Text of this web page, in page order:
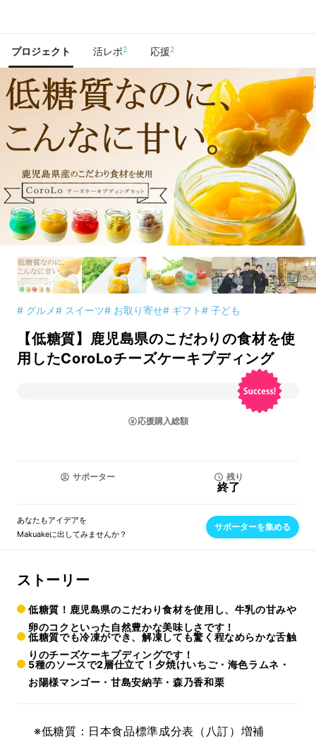
プロジェクト 活レポ2 応援2
# グルメ# スイーツ# お取り寄せ# ギフト# 子ども
【低糖質】鹿児島県のこだわりの食材を使
用したCoroLoチーズケーキプディング
応援購入総額
サポーター 残り
終了
あなたもアイデアを
Makuakeに出してみませんか？
サポーターを集める
ストーリー
低糖質！鹿児島県のこだわり食材を使用し、牛乳の甘みや
卵のコクといった自然豊かな美味しさです！
低糖質でも冷凍ができ、解凍しても驚く程なめらかな舌触
りのチーズケーキプディングです！
5種のソースで2層仕立て！夕焼けいちご・海色ラムネ・
お陽様マンゴー・甘島安納芋・森乃香和栗
※低糖質：日本食品標準成分表（八訂）増補